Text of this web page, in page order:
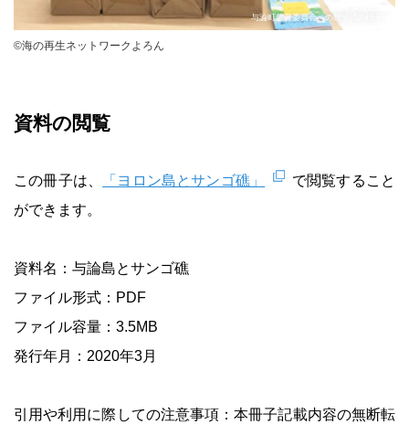
与論町教育委員会への贈呈式の様子。
©海の再生ネットワークよろん
資料の閲覧
この冊子は、 「ヨロン島とサンゴ礁」
で閲覧すること
ができます。
資料名：与論島とサンゴ礁
ファイル形式：PDF
ファイル容量：3.5MB
発行年月：2020年3月
引用や利用に際しての注意事項：本冊子記載内容の無断転